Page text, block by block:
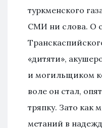
туркменского
СМИ ни слова. О
«дитяти»,
и могильщиком
воле он стал,
тряпку. Зато как
метаний в